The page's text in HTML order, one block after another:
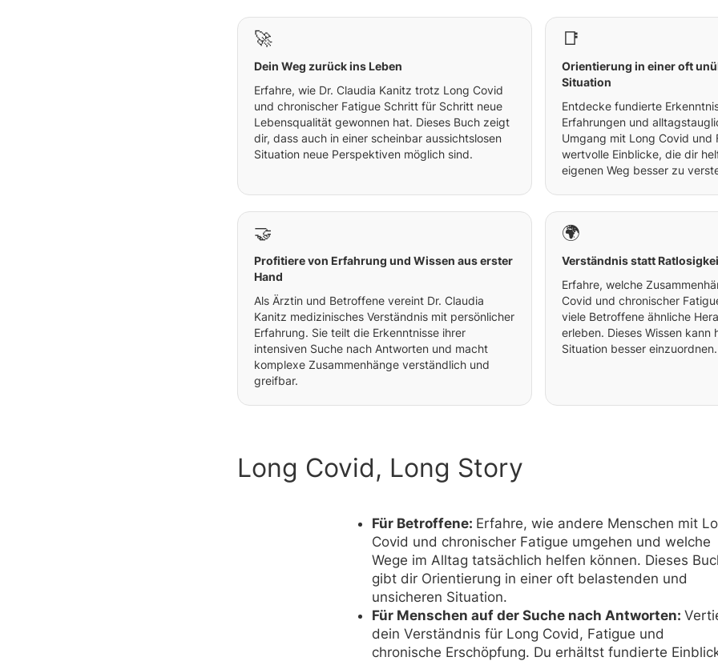
🚀
Dein Weg zurück ins Leben
Erfahre, wie Dr. Claudia Kanitz trotz Long Covid
und chronischer Fatigue Schritt für Schritt neue
Lebensqualität gewonnen hat. Dieses Buch zeigt
dir, dass auch in einer scheinbar aussichtslosen
Situation neue Perspektiven möglich sind.
📑
Orientierung in einer oft
Situation
Entdecke fundierte
Erfahrungen und
Umgang mit Long Covid und
wertvolle Einblicke, die dir
eigenen Weg besser zu
🤝
Profitiere von Erfahrung und Wissen aus erster
Hand
Als Ärztin und Betroffene vereint Dr. Claudia
Kanitz medizinisches Verständnis mit persönlicher
Erfahrung. Sie teilt die Erkenntnisse ihrer
intensiven Suche nach Antworten und macht
komplexe Zusammenhänge verständlich und
greifbar.
🌍
Verständnis statt
Erfahre, welche
Covid und chronischer
viele Betroffene ähnliche
erleben. Dieses Wissen kann
Situation besser einzuordnen.
Long Covid, Long Story
Für Betroffene: Erfahre, wie andere Menschen mit
Covid und chronischer Fatigue umgehen und welche
Wege im Alltag tatsächlich helfen können. Dieses
gibt dir Orientierung in einer oft belastenden und
unsicheren Situation.
Für Menschen auf der Suche nach Antworten:
dein Verständnis für Long Covid, Fatigue und
chronische Erschöpfung. Du erhältst fundierte